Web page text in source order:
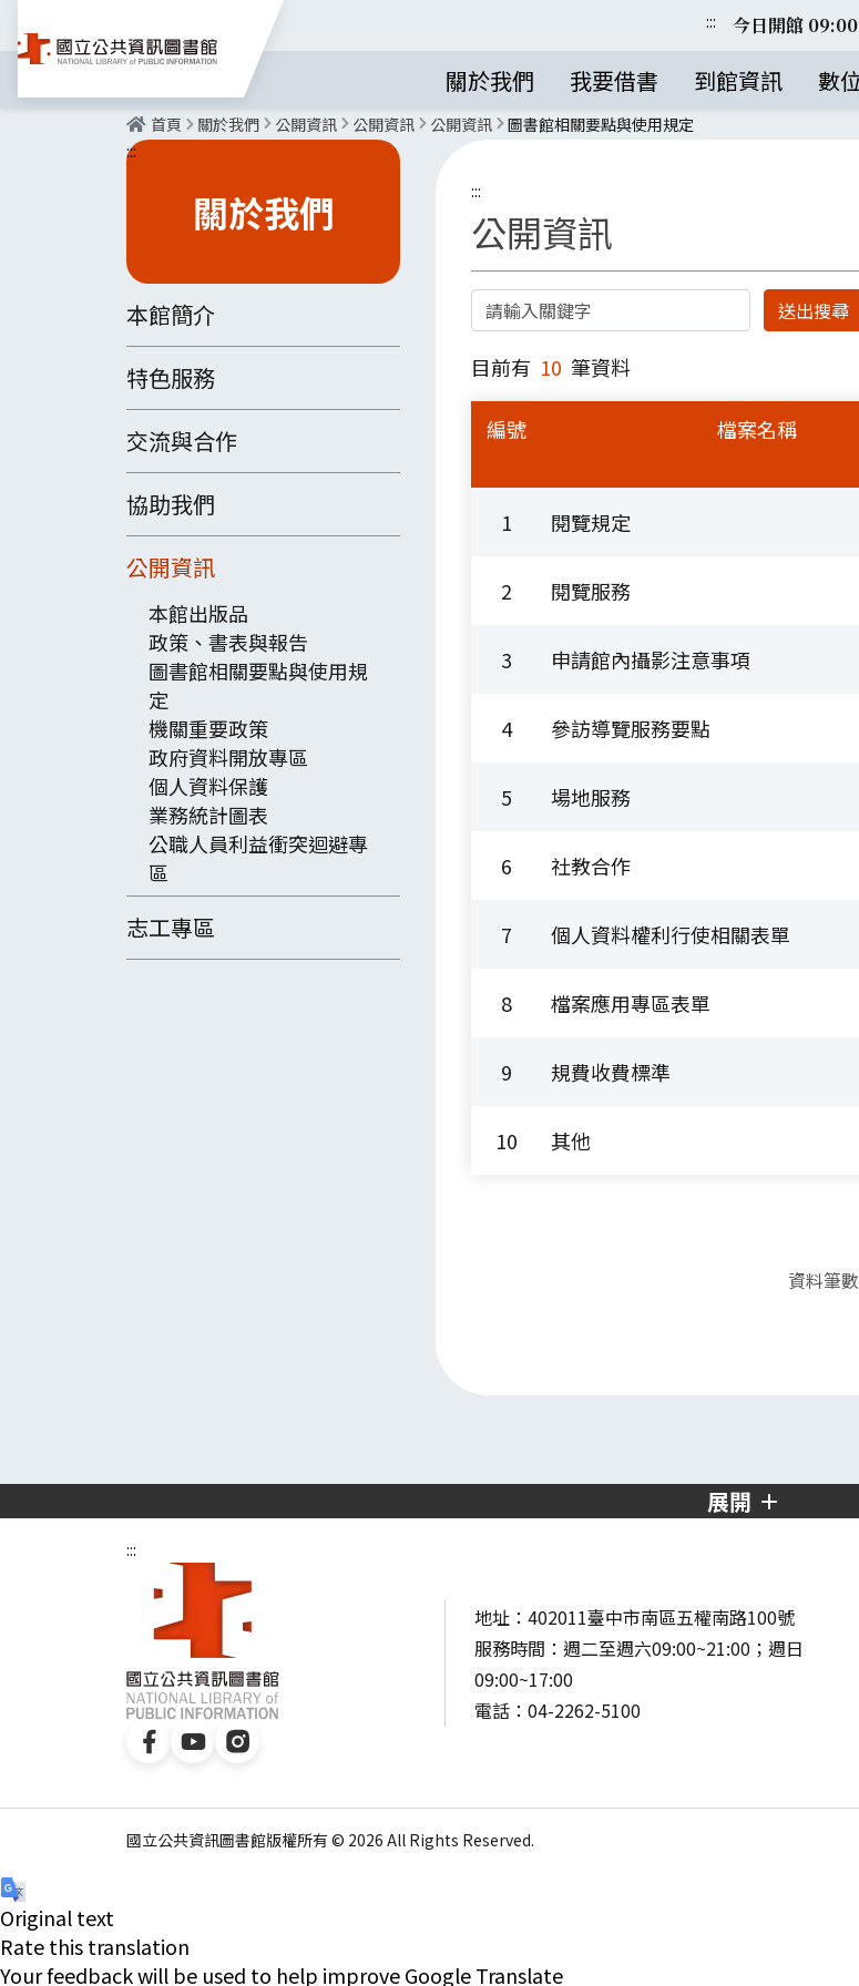
::: 今日開館
關於我們 我要借書 到館資訊 數
首頁 關於我們 公開資訊 公開資訊 公開資訊
圖書館相關要點與使用規定
:::
關於我們
本館簡介
特色服務
交流與合作
協助我們
公開資訊
本館出版品
政策、書表與報告
圖書館相關要點與使用規
定
機關重要政策
政府資料開放專區
個人資料保護
業務統計圖表
公職人員利益衝突迴避專
區
志工專區
:::
公開資訊
關鍵字
目前有 10 筆資料
檔案下載-列表
編號 檔案名稱
1 閱覽規定
2 閱覽服務
3 申請館內攝影注意事項
4 參訪導覽服務要點
5 場地服務
6 社教合作
7 個人資料權利行使相關表單
8 檔案應用專區表單
9 規費收費標準
10 其他
資料筆
展開
:::
地址：402011臺中市南區五權南路100號
服務時間：週二至週六09:00~21:00；週日
09:00~17:00
電話：04-2262-5100
國立公共資訊圖書館版權所有 © 2026 All Rights Reserved.
Original text
Rate this translation
Your feedback will be used to help improve Google Translate